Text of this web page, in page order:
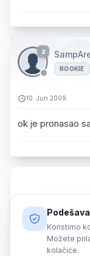
2
ROOKIE
10. Jun 2009.
ok je pronasao
Morate biti
Koristimo
Možete
kolačiće.